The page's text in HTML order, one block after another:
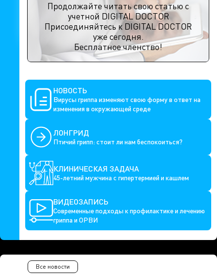
Продолжайте читать свою статью с
учетной DIGITAL DOCTOR
Присоединяйтесь к DIGITAL DOCTOR
уже сегодня.
Бесплатное членство!
НОВОСТЬ
Вирусы гриппа изменяют свою форму в ответ на
изменения в окружающей среде
ЛОНГРИД
Птичий грипп: стоит ли нам беспокоиться?
КЛИНИЧЕСКАЯ ЗАДАЧА
45-летний мужчина с гипертермией и кашлем
ВИДЕОЗАПИСЬ
Современные подходы к профилактике и лечению
гриппа и ОРВИ
Все новости